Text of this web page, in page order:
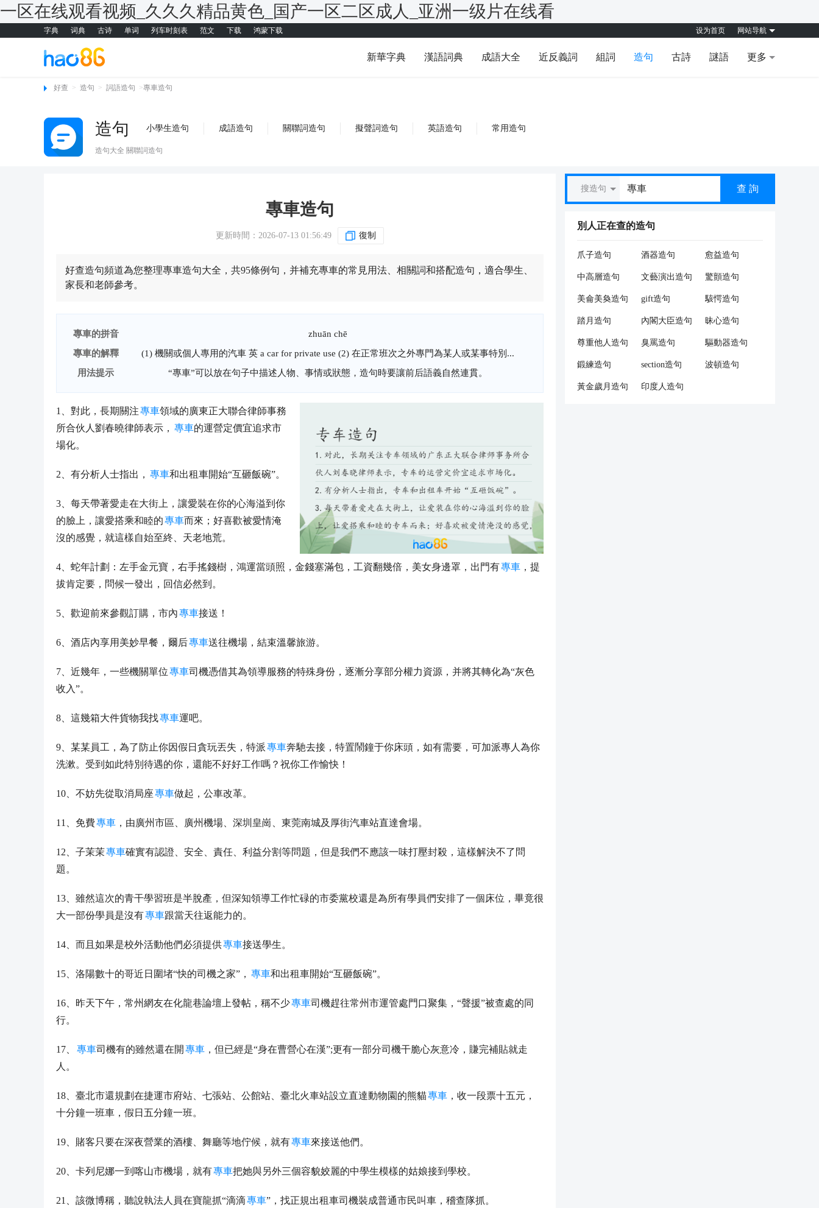
一区在线观看视频_久久久精品黄色_国产一区二区成人_亚洲一级片在线看
字典 词典 古诗 单词 列车时刻表 范文 下载 鸿蒙下载 设为首页 网站导航
新華字典 漢語詞典 成語大全 近反義詞 組詞 造句 古詩 謎語 更多
好查 > 造句 > 詞語造句 >專車造句
造句 小學生造句 成語造句 關聯詞造句 擬聲詞造句 英語造句 常用造句
造句大全 關聯詞造句
專車造句
更新時間：2026-07-13 01:56:49 復制
好查造句頻道為您整理專車造句大全，共95條例句，并補充專車的常見用法、相關詞和搭配造句，適合學生、
家長和老師參考。
專車的拼音
zhuān chē
專車的解釋
(1) 機關或個人專用的汽車 英 a car for private use (2) 在正常班次之外專門為某人或某事特別...
用法提示
“專車”可以放在句子中描述人物、事情或狀態，造句時要讓前后語義自然連貫。
1、對此，長期關注專車領域的廣東正大聯合律師事務
所合伙人劉春曉律師表示， 專車的運營定價宜追求市
場化。
2、有分析人士指出， 專車和出租車開始“互砸飯碗”。
3、每天帶著愛走在大街上，讓愛裝在你的心海溢到你
的臉上，讓愛搭乘和睦的專車而來；好喜歡被愛情淹
沒的感覺，就這樣自始至終、天老地荒。
4、蛇年計劃：左手金元寶，右手搖錢樹，鴻運當頭照，金錢塞滿包，工資翻幾倍，美女身邊罩，出門有專車 ，提
拔肯定要，問候一發出，回信必然到。
5、歡迎前來參觀訂購，市內專車接送！
6、酒店內享用美妙早餐，爾后專車送往機場，結束溫馨旅游。
7、近幾年，一些機關單位專車司機憑借其為領導服務的特殊身份，逐漸分享部分權力資源，并將其轉化為“灰色
收入”。
8、這幾箱大件貨物我找專車運吧。
9、某某員工，為了防止你因假日貪玩丟失，特派專車奔馳去接，特置鬧鐘于你床頭，如有需要，可加派專人為你
洗漱。受到如此特別待遇的你，還能不好好工作嗎？祝你工作愉快！
10、不妨先從取消局座專車做起，公車改革。
11、免費專車 ，由廣州市區、廣州機場、深圳皇崗、東莞南城及厚街汽車站直達會場。
12、子茉茉專車確實有認證、安全、責任、利益分割等問題，但是我們不應該一味打壓封殺，這樣解決不了問
題。
13、雖然這次的青干學習班是半脫產，但深知領導工作忙碌的市委黨校還是為所有學員們安排了一個床位，畢竟很
大一部份學員是沒有專車跟當天往返能力的。
14、而且如果是校外活動他們必須提供專車接送學生。
15、洛陽數十的哥近日圍堵“快的司機之家”， 專車和出租車開始“互砸飯碗”。
16、昨天下午，常州網友在化龍巷論壇上發帖，稱不少專車司機趕往常州市運管處門口聚集，“聲援”被查處的同
行。
17、 專車司機有的雖然還在開 專車 ，但已經是“身在曹營心在漢”;更有一部分司機干脆心灰意冷，賺完補貼就走
人。
18、臺北市還規劃在捷運市府站、七張站、公館站、臺北火車站設立直達動物園的熊貓專車 ，收一段票十五元，
十分鐘一班車，假日五分鐘一班。
19、賭客只要在深夜營業的酒樓、舞廳等地佇候，就有專車來接送他們。
20、卡列尼娜一到喀山市機場，就有專車把她與另外三個容貌姣麗的中學生模樣的姑娘接到學校。
21、該微博稱，聽說執法人員在寶龍抓“滴滴專車”，找正規出租車司機裝成普通市民叫車，稽查隊抓。
搜造句 查 詢
別人正在查的造句
爪子造句 酒器造句 愈益造句
中高層造句 文藝演出造句 驚顫造句
美侖美奐造句 gift造句 駭愕造句
踏月造句 內閣大臣造句 昧心造句
尊重他人造句 臭罵造句 驅動器造句
鍛練造句 section造句 波頓造句
黃金歲月造句 印度人造句